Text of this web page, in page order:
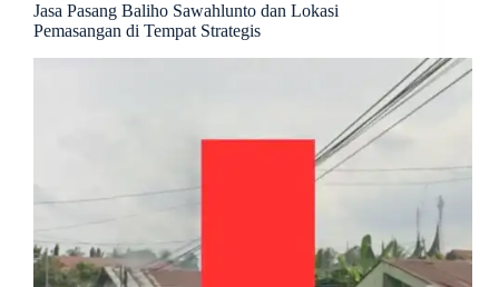
Jasa Pasang Baliho Sawahlunto dan Lokasi
Pemasangan di Tempat Strategis